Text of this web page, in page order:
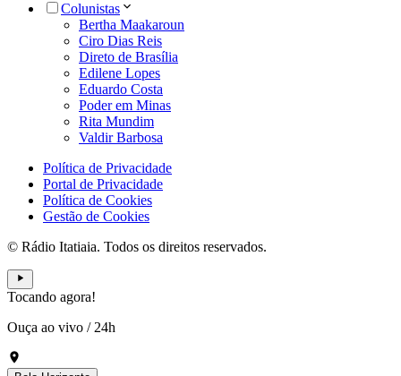
Colunistas
Bertha Maakaroun
Ciro Dias Reis
Direto de Brasília
Edilene Lopes
Eduardo Costa
Poder em Minas
Rita Mundim
Valdir Barbosa
Política de Privacidade
Portal de Privacidade
Política de Cookies
Gestão de Cookies
© Rádio Itatiaia. Todos os direitos reservados.
Tocando agora!
Ouça ao vivo / 24h